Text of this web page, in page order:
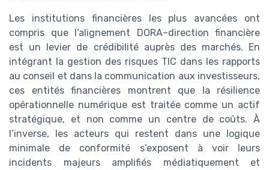
Les institutions financières les plus avancées ont
compris que l’alignement DORA–direction financière
est un levier de crédibilité auprès des marchés. En
intégrant la gestion des risques TIC dans les rapports
au conseil et dans la communication aux investisseurs,
ces entités financières montrent que la résilience
opérationnelle numérique est traitée comme un actif
stratégique, et non comme un centre de coûts. À
l’inverse, les acteurs qui restent dans une logique
minimale de conformité s’exposent à voir leurs
incidents majeurs amplifiés médiatiquement et